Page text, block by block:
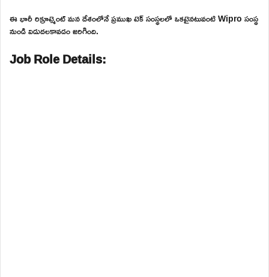
ఈ భారీ రిక్రూట్మెంట్ మన దేశంలోనే ప్రముఖ టెక్ సంస్థలలో ఒకటైనటువంటి Wipro సంస్థ
నుండి విడుదలకావడం జరిగింది.
Job Role Details: